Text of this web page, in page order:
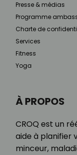
À PROPOS
CROQ est un
aide à planifier
minceur,
Presse & médias
Programme
Charte de
Services
Fitness
Yoga